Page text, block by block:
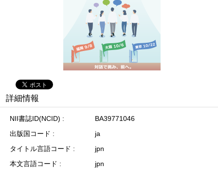
詳細情報
NII書誌ID(NCID)
BA39771046
出版国コード
ja
タイトル言語コード
jpn
本文言語コード
jpn